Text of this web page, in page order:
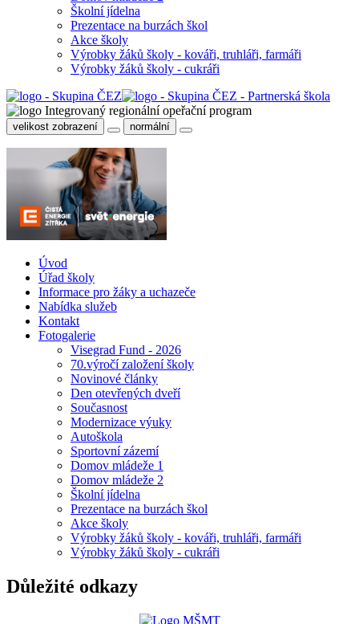
Školní jídelna
Prezentace na burzách škol
Akce školy
Výrobky žáků školy - kováři, truhláři, farmáři
Výrobky žáků školy - cukráři
velikost zobrazení normální
Úvod
Úřad školy
Informace pro žáky a uchazeče
Nabídka služeb
Kontakt
Fotogalerie
Visegrad Fund - 2026
70.výročí založení školy
Novinové články
Den otevřených dveří
Současnost
Modernizace výuky
Autoškola
Sportovní zázemí
Domov mládeže 1
Domov mládeže 2
Školní jídelna
Prezentace na burzách škol
Akce školy
Výrobky žáků školy - kováři, truhláři, farmáři
Výrobky žáků školy - cukráři
Důležité odkazy